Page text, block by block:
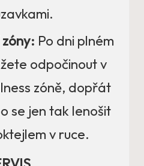
Po dni plném
odpočinout v
zóně, dopřát
se jen tak lenošit
v ruce.